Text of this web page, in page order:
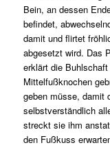
Bein, an dessen
befindet,
damit und flirtet
abgesetzt wird. Das
erklärt die
Mittelfußknochen
geben müsse, damit
selbstverständlich
streckt sie ihm
den Fußkuss